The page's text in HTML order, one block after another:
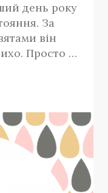
день року
За
він
Просто …